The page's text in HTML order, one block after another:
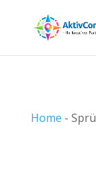
Home -